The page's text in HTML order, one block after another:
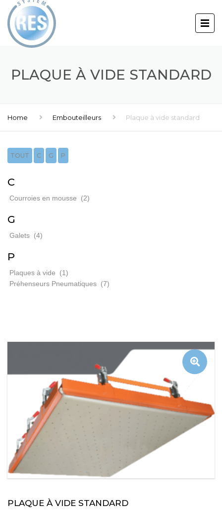
PLAQUE À VIDE STANDARD
Home Embouteilleurs Plaque à vide standard
TOUT C G P
C
Courroies en mousse (2)
G
Galets (4)
P
Plaques à vide
(1)
Préhenseurs Pneumatiques (7)
PLAQUE À VIDE STANDARD